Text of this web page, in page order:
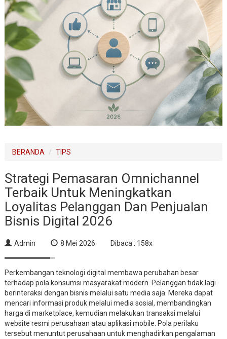
BERANDA TIPS
Strategi Pemasaran Omnichannel
Terbaik Untuk Meningkatkan
Loyalitas Pelanggan Dan Penjualan
Bisnis Digital 2026
Admin 8 Mei 2026 Dibaca : 158x
Perkembangan teknologi digital membawa perubahan besar
terhadap pola konsumsi masyarakat modern. Pelanggan tidak lagi
berinteraksi dengan bisnis melalui satu media saja. Mereka dapat
mencari informasi produk melalui media sosial, membandingkan
harga di marketplace, kemudian melakukan transaksi melalui
website resmi perusahaan atau aplikasi mobile. Pola perilaku
tersebut menuntut perusahaan untuk menghadirkan pengalaman